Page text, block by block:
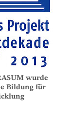
wurde
Bildung für